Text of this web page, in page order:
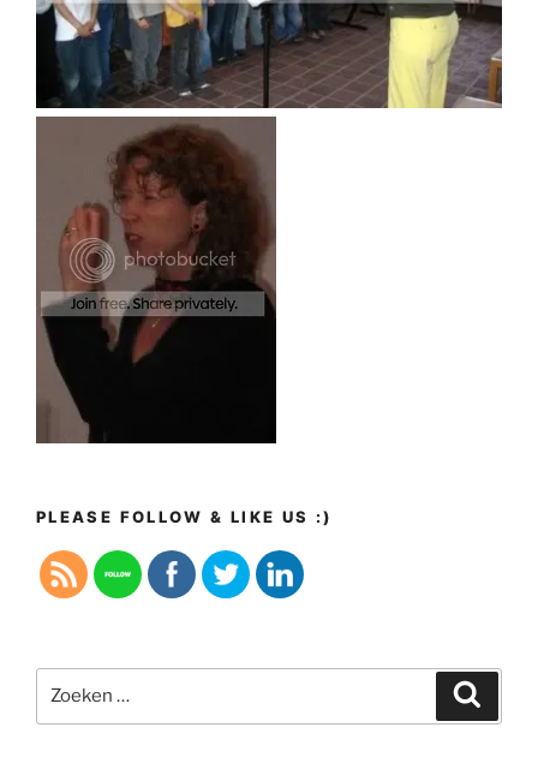
PLEASE FOLLOW & LIKE US :)
naar: